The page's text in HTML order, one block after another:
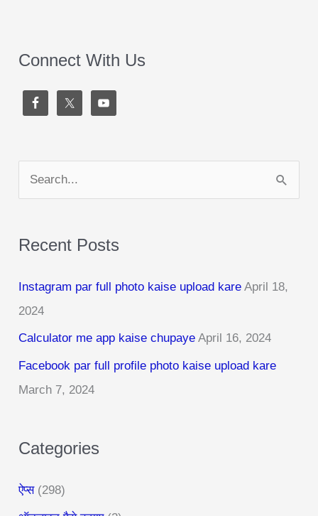
Connect With Us
e
r
h
f
o
r
:
Recent Posts
Instagram par full photo kaise upload kare April 18,
2024
Calculator me app kaise chupaye April 16, 2024
Facebook par full profile photo kaise upload kare
March 7, 2024
Categories
ऐप्स(298)